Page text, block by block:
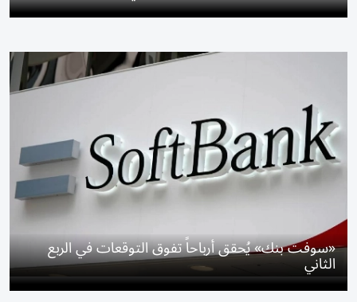
«سوفت بنك» يُحقق أرباحاً تفوق التوقعات في الربع
الثاني